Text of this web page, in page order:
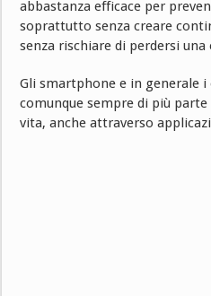
abbastanza efficace per
soprattutto senza creare
senza rischiare di perdersi una
Gli smartphone e in generale i
comunque sempre di più
vita, anche attraverso